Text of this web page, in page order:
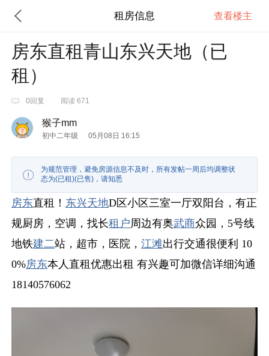
租房信息 查看楼主
房东直租青山东兴天地（已
租）
0回复 阅读 671
猴子mm
初中二年级 05月08日 16:15
为规范管理，避免房源信息不及时，所有发帖一周后均调整状
态为(已租)(已售)，请知悉
房东直租！ 东兴天地D区小区三室一厅双阳台，有正
规厨房，空调，找长租户周边有奥武商众园，5号线
地铁建二站，超市，医院，江滩出行交通很便利 10
0%房东本人直租优惠出租 有兴趣可加微信详细沟通
18140576062